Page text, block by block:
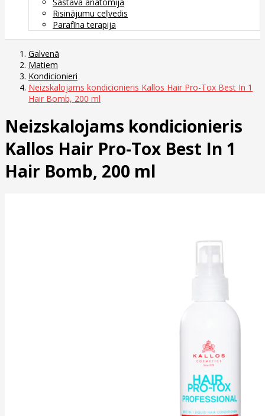
Risinājumu ceļvedis
Parafīna terapija
Galvenā
Matiem
Kondicionieri
Neizskalojams kondicionieris Kallos Hair Pro-Tox Best In 1
Hair Bomb, 200 ml
Neizskalojams kondicionieris
Kallos Hair Pro-Tox Best In 1
Hair Bomb, 200 ml